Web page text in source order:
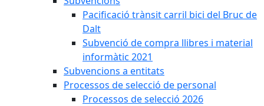
Pacificació trànsit carril bici del Bruc de
Dalt
Subvenció de compra llibres i material
informàtic 2021
Subvencions a entitats
Processos de selecció de personal
Processos de selecció 2026